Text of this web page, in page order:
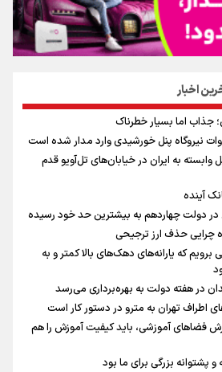
اخبار
جذاب اما بسیار خطرناک
عوامل وابسته به ایران در خیابان‌های تل‌آویو قدم
آینده
دولت چهاردهم به بیشترین حد خود رسیده
چرایی حذف ارز ترجیحی
که یارانه‌های دهک‌های بالا کمتر و به
در هفته دولت به بهره‌برداری می‌رسد
اطراف تهران به مترو در دستور کار است
فضاهای آموزشی، باید کیفیت آموزش را هم
پشتوانه بزرگی برای ما بود